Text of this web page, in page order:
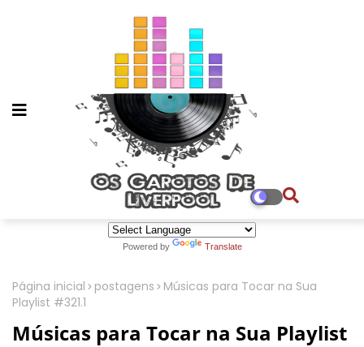
Powered by Translate
Página inicial postagens
Músicas para Tocar na Sua
Playlist #321.1
Músicas para Tocar na Sua Playlist